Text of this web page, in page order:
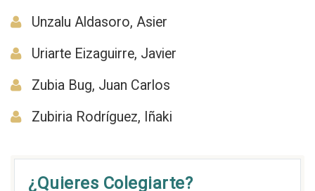
Unzalu Aldasoro, Asier
Uriarte Eizaguirre, Javier
Zubia Bug, Juan Carlos
Zubiria Rodríguez, Iñaki
¿Quieres Colegiarte?